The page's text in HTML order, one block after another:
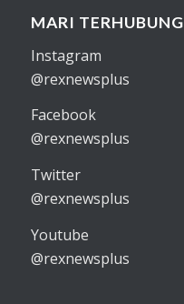
MARI TERHUBUNG
Instagram
@rexnewsplus
Facebook
@rexnewsplus
Twitter
@rexnewsplus
Youtube
@rexnewsplus